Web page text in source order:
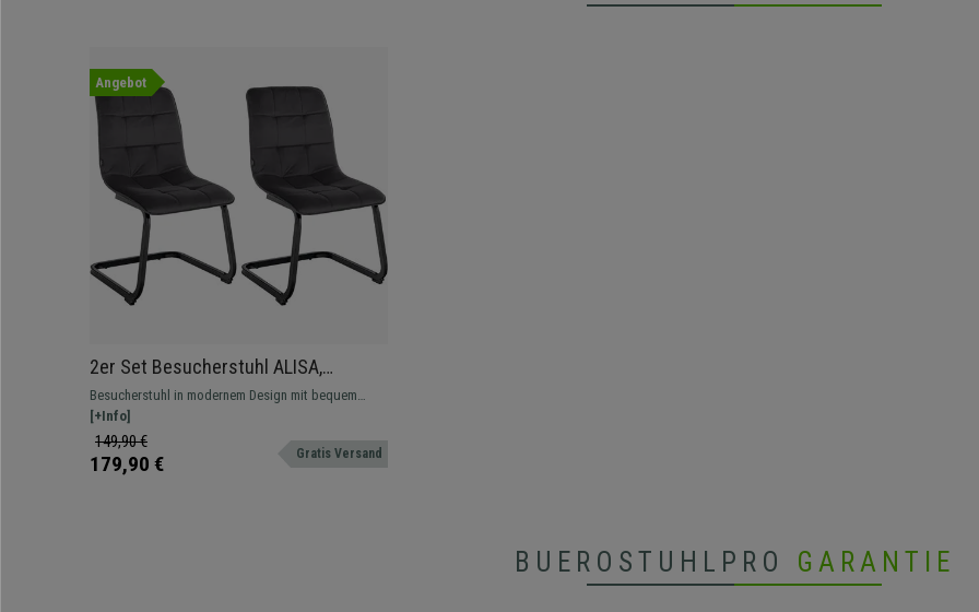
Angebot
2er Set Besucherstuhl ALISA,
Freischwinger Gestell aus Metall, Sitz
gepolstert, Samt, Farbe Schwarz
Besucherstuhl in modernem Design mit bequem
gepolstertem Sitz und stabilem Metall-
Freischwingergestell.
[+Info]
149,90 €
179,90 € Gratis Versand
BUEROSTUHLPRO GARANTIE